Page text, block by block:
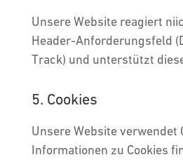
Unsere Website reagiert
Header-Anforderungsfeld
Track) und unterstützt
5. Cookies
Unsere Website verwendet
Informationen zu Cookies